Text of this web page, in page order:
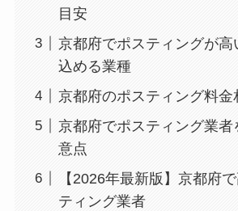
目安
京都府でポスティングが高
込める業種
京都府のポスティング料金
京都府でポスティング業者
意点
【2026年最新版】京都府
ティング業者